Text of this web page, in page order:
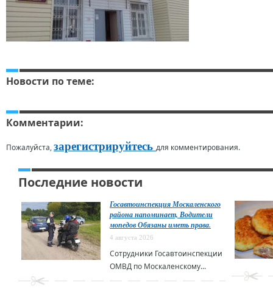
Новости по теме:
Комментарии:
Пожалуйста,зарегистрируйтесь для комментирования.
Последние новости
Госавтоинспекция Москаленского
района напоминает, Водители
мопедов Обязаны иметь права.
4 августа 2026
Сотрудники Госавтоинспекции
ОМВД по Москаленскому...